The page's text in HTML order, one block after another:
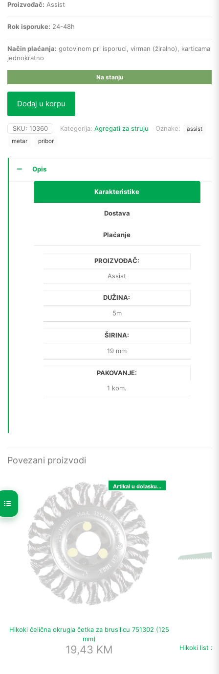
Proizvođač: Assist
Rok isporuke: 24-48h
Način plaćanja: gotovinom pri isporuci, virman (žiralno), karticama
jednokratno
Na stanju
Dodaj u korpu
SKU: 10360 Kategorija: Agregati za struju Oznake:
assist
metar
pribor
Opis
Karakteristike
Dostava
Plaćanje
PROIZVOĐAČ:
Assist
DUŽINA:
5m
ŠIRINA:
19 mm
PAKOVANJE:
1 kom.
Povezani proizvodi
Artikal u dolasku...
Hikoki čelična okrugla četka za brusilicu 751302 (125
mm)
19,43 KM Hikoki list